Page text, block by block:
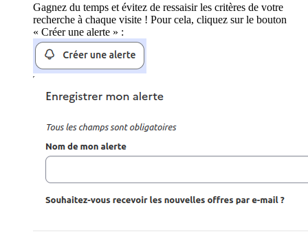
Gagnez du temps et évitez de ressaisir les critères de votre
recherche à chaque visite ! Pour cela, cliquez sur le bouton
« Créer une alerte » :